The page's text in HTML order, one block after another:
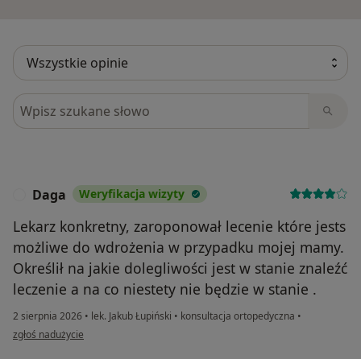
Szukaj w opiniach
Daga Weryfikacja wizyty
Lekarz konkretny, zaroponował lecenie które jests
możliwe do wdrożenia w przypadku mojej mamy.
Określił na jakie dolegliwości jest w stanie znaleźć
leczenie a na co niestety nie będzie w stanie .
2 sierpnia 2026 • lek. Jakub Łupiński • konsultacja ortopedyczna •
w opinii użytkownika Daga
zgłoś nadużycie